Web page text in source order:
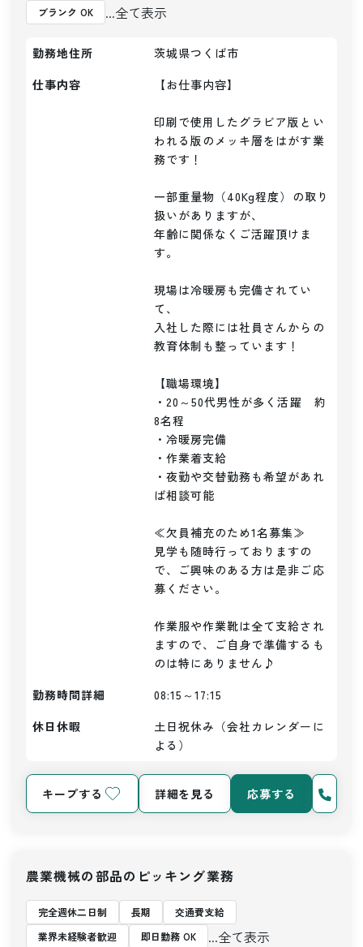
ブランク OK ...全て表示
勤務地住所
茨城県つくば市
仕事内容
【お仕事内容】
印刷で使用したグラビア版とい
われる版のメッキ層をはがす業
務です！
一部重量物（40Kg程度）の取り
扱いがありますが、
年齢に関係なくご活躍頂けま
す。
現場は冷暖房も完備されてい
て、
入社した際には社員さんからの
教育体制も整っています！
【職場環境】
・20～50代男性が多く活躍　約
8名程
・冷暖房完備
・作業着支給
・夜勤や交替勤務も希望があれ
ば相談可能
≪欠員補充のため1名募集≫
見学も随時行っておりますの
で、ご興味のある方は是非ご応
募ください。
作業服や作業靴は全て支給され
ますので、ご自身で準備するも
のは特にありません♪
勤務時間詳細
08:15～17:15
休日休暇
土日祝休み（会社カレンダーに
よる）
キープする 詳細を見る 応募する
農業機械の部品のピッキング業務
完全週休二日制 長期
交通費支給
業界未経験者歓迎
即日勤務 OK ...全て表示